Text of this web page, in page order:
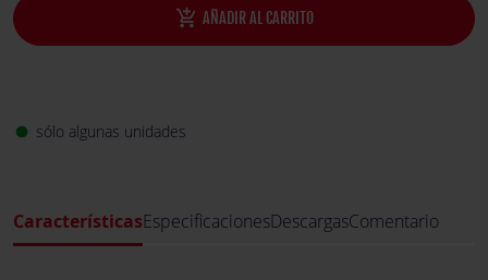
add_shopping_cart AÑADIR AL CARRITO
fiber_manual_record sólo algunas unidades
CaracterísticasEspecificacionesDescargasComentario